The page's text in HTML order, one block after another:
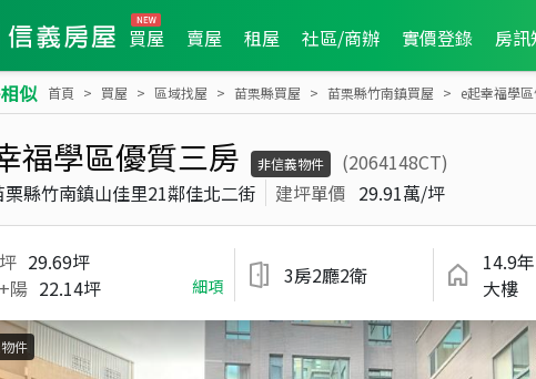
買屋 賣屋 租屋 社區/商辦 實價登錄 房訊
似 首頁 買屋 區域找屋 苗栗縣買屋 苗栗縣竹南鎮買屋 e起幸福學
福學區優質三房 非信義物件
(2064148CT)
栗縣竹南鎮山佳里21鄰佳北二街 建坪單價 29.91萬/坪
29.69坪
陽 22.14坪 細項 3房2廳2衛
14.9年
大樓
件